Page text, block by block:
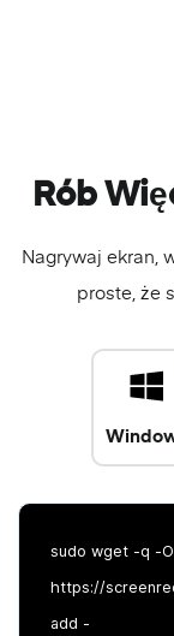
Rób
Nagrywaj ekran,
proste, że
sudo wget -q -
https://
add -